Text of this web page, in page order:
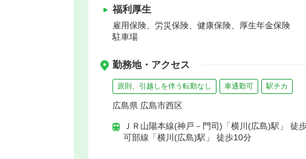
福利厚生
雇用保険、労災保険、健康保険、厚生年金保険
駐車場
勤務地・アクセス
原則、引越しを伴う転勤なし 車通勤可 駅チカ
広島県 広島市西区
ＪＲ山陽本線(神戸－門司)「横川(広島)駅」 徒
可部線「横川(広島)駅」 徒歩10分